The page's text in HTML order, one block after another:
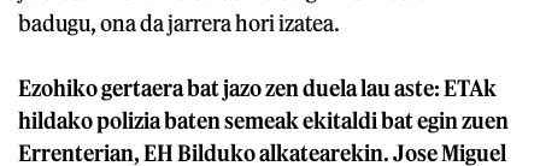
badugu, ona da jarrera hori izatea.
Ezohiko gertaera bat jazo zen duela lau aste: ETAk
hildako polizia baten semeak ekitaldi bat egin zuen
Errenterian, EH Bilduko alkatearekin. Jose Miguel